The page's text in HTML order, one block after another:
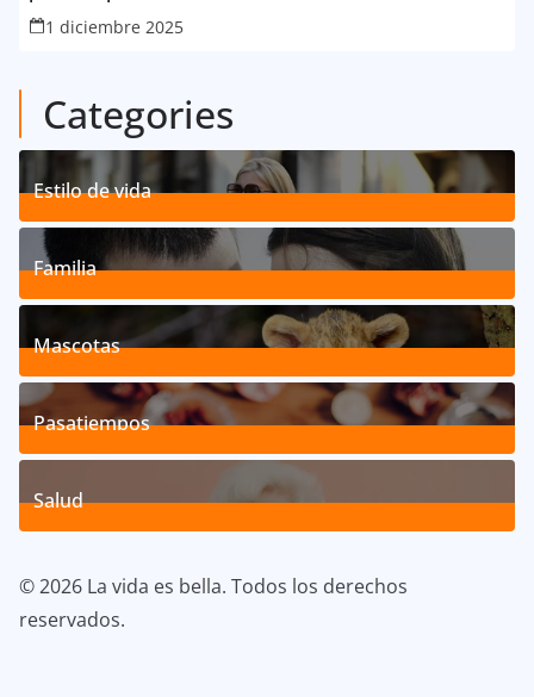
1 diciembre 2025
Categories
Estilo de vida
192Posts
Familia
527Posts
Mascotas
119Posts
Pasatiempos
39Posts
Salud
© 2026 La vida es bella. Todos los derechos
reservados.